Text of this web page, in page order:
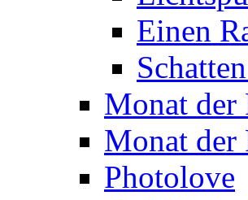
Einen
Monat der
Monat der
Photolove